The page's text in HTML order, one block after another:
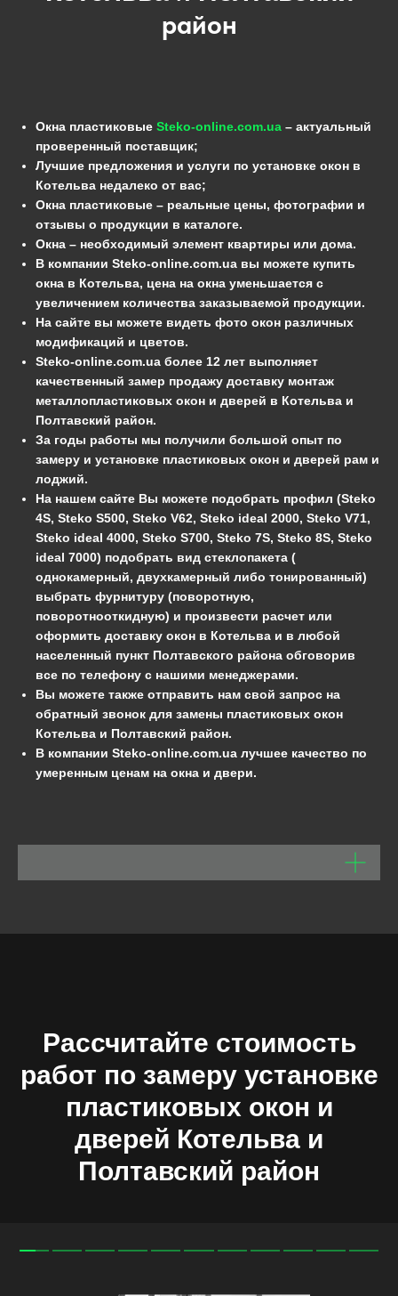
район
Окна пластиковые Steko-online.com.ua – актуальный
проверенный поставщик;
Лучшие предложения и услуги по установке окон в
Котельва недалеко от вас;
Окна пластиковые – реальные цены, фотографии и
отзывы о продукции в каталоге.
Окна – необходимый элемент квартиры или дома.
В компании Steko-online.com.ua вы можете купить
окна в Котельва, цена на окна уменьшается с
увеличением количества заказываемой продукции.
На сайте вы можете видеть фото окон различных
модификаций и цветов.
Steko-online.com.ua более 12 лет выполняет
качественный замер продажу доставку монтаж
металлопластиковых окон и дверей в Котельва и
Полтавский район.
За годы работы мы получили большой опыт по
замеру и установке пластиковых окон и дверей рам и
лоджий.
На нашем сайте Вы можете подобрать профил (Steko
4S, Steko S500, Steko V62, Steko ideal 2000, Steko V71,
Steko ideal 4000, Steko S700, Steko 7S, Steko 8S, Steko
ideal 7000) подобрать вид стеклопакета (
однокамерный, двухкамерный либо тонированный)
выбрать фурнитуру (поворотную,
поворотнооткидную) и произвести расчет или
оформить доставку окон в Котельва и в любой
населенный пункт Полтавского района обговорив
все по телефону с нашими менеджерами.
Вы можете также отправить нам свой запрос на
обратный звонок для замены пластиковых окон
Котельва и Полтавский район.
В компании Steko-online.com.ua лучшее качество по
умеренным ценам на окна и двери.
Рассчитайте стоимость
работ по замеру установке
пластиковых окон и
дверей Котельва и
Полтавский район